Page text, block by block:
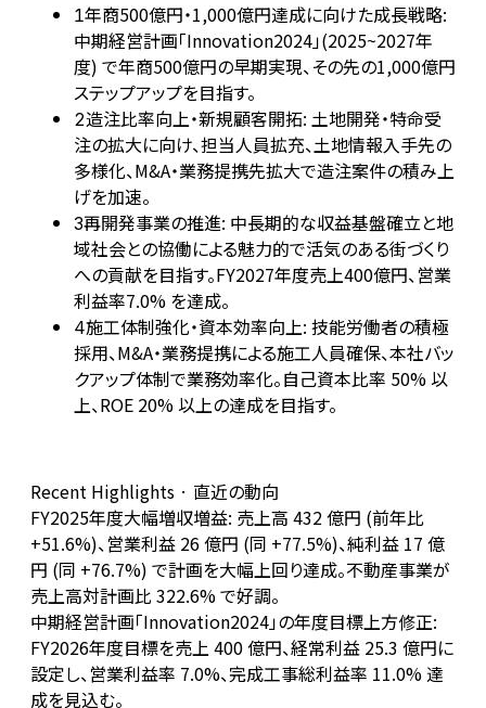
1年商500億円・1,000億円達成に向けた成長戦略:
中期経営計画「Innovation2024」(2025~2027年
度) で年商500億円の早期実現、その先の1,000億円
ステップアップを目指す。
2造注比率向上・新規顧客開拓: 土地開発・特命受
注の拡大に向け、担当人員拡充、土地情報入手先の
多様化、M&A・業務提携先拡大で造注案件の積み上
げを加速。
3再開発事業の推進: 中長期的な収益基盤確立と地
域社会との協働による魅力的で活気のある街づくり
への貢献を目指す。FY2027年度売上400億円、営業
利益率7.0% を達成。
4施工体制強化・資本効率向上: 技能労働者の積極
採用、M&A・業務提携による施工人員確保、本社バッ
クアップ体制で業務効率化。自己資本比率 50% 以
上、ROE 20% 以上の達成を目指す。
Recent Highlights · 直近の動向
FY2025年度大幅増収増益: 売上高 432 億円 (前年比
+51.6%)、営業利益 26 億円 (同 +77.5%)、純利益 17 億
円 (同 +76.7%) で計画を大幅上回り達成。不動産事業が
売上高対計画比 322.6% で好調。
中期経営計画「Innovation2024」の年度目標上方修正:
FY2026年度目標を売上 400 億円、経常利益 25.3 億円に
設定し、営業利益率 7.0%、完成工事総利益率 11.0% 達
成を見込む。